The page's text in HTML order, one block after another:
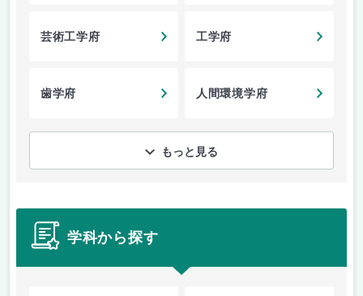
芸術工学府 工学府
歯学府 人間環境学府
もっと見る
学科から探す